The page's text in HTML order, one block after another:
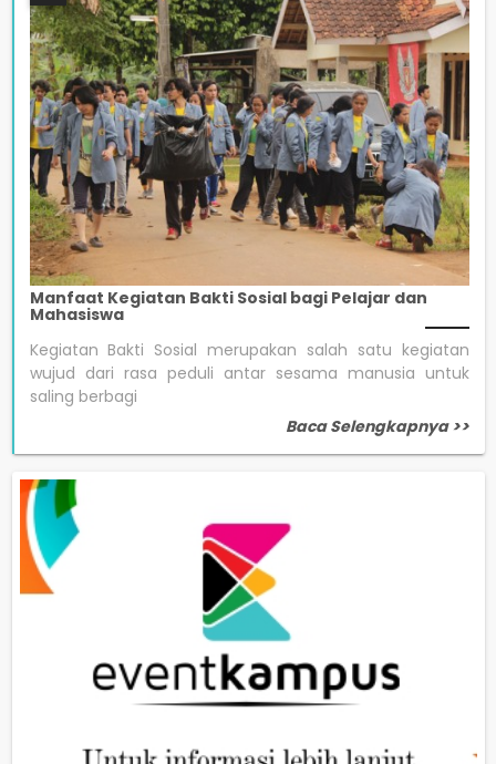
Manfaat Kegiatan Bakti Sosial bagi Pelajar dan
Mahasiswa
Kegiatan Bakti Sosial merupakan salah satu kegiatan
wujud dari rasa peduli antar sesama manusia untuk
saling berbagi
Baca Selengkapnya >>